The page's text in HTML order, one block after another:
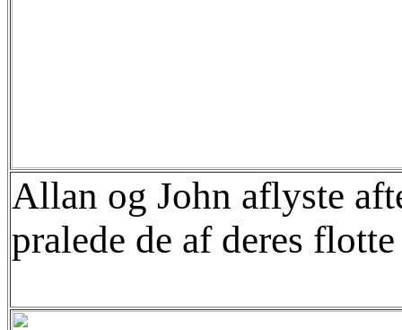
Allan og John aflyste
pralede de af deres